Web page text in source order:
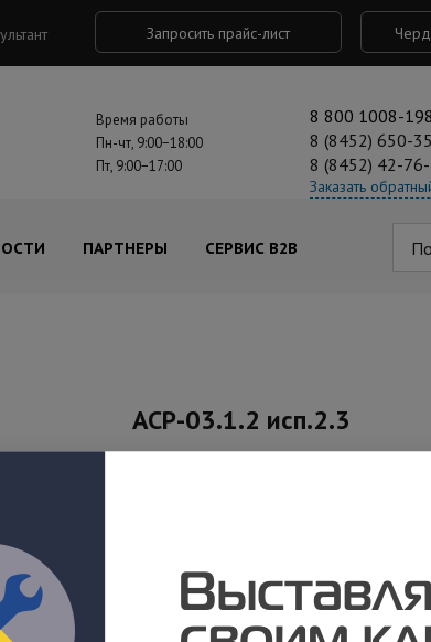
Запросить прайс-лист
Время работы
Пн-чт, 9:00−18:00
Пт, 9:00−17:00
8 800 1008-198
8 (8452) 650-
8 (8452) 42-
Заказать
ПАРТНЕРЫ СЕРВИС B2B
АСР-03.1.2 исп.2.3